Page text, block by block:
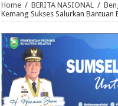
Home / BERITA NASIONAL /
Kemang Sukses Salurkan